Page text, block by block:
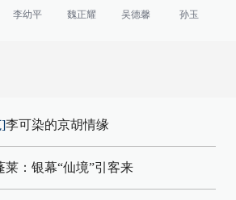
李幼平 魏正耀 吴德馨 孙玉
]李可染的京胡情缘
莱：银幕“仙境”引客来